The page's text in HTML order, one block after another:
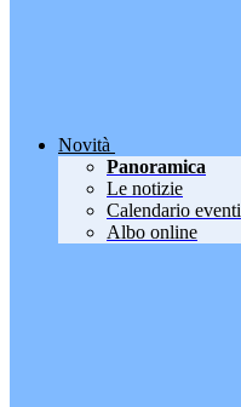
Novità
Panoramica
Le notizie
Calendario eventi
Albo online